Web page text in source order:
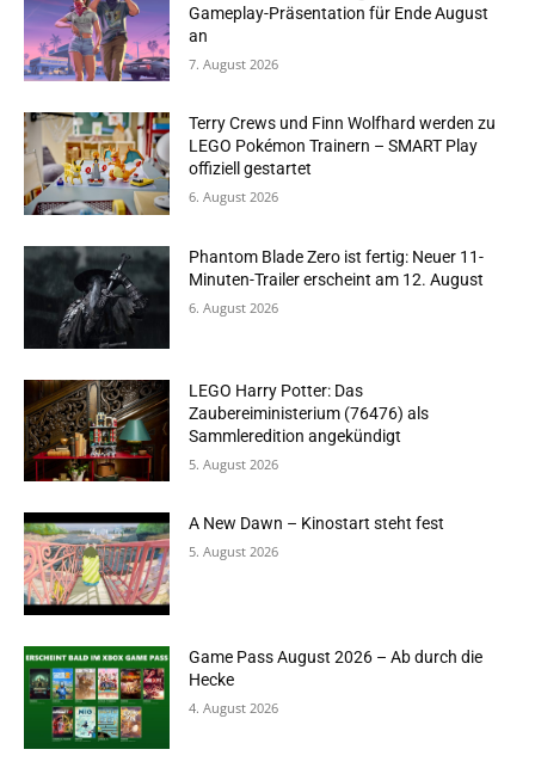
Gameplay-Präsentation für Ende August
an
7. August 2026
Terry Crews und Finn Wolfhard werden zu
LEGO Pokémon Trainern – SMART Play
offiziell gestartet
6. August 2026
Phantom Blade Zero ist fertig: Neuer 11-
Minuten-Trailer erscheint am 12. August
6. August 2026
LEGO Harry Potter: Das
Zaubereiministerium (76476) als
Sammleredition angekündigt
5. August 2026
A New Dawn – Kinostart steht fest
5. August 2026
Game Pass August 2026 – Ab durch die
Hecke
4. August 2026